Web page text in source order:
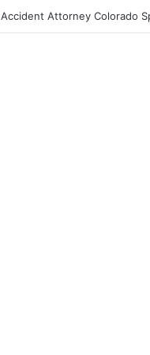
Accident Attorney Colorado